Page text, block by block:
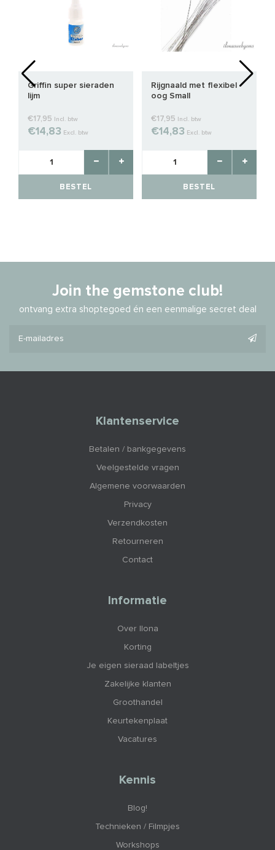
Griffin super sieraden
lijm
€17,95 Incl. btw
€14,83 Excl. btw
BESTEL
Rijgnaald met flexibel
oog Small
€17,95 Incl. btw
€14,83 Excl. btw
BESTEL
Join the gemstone club!
ontvang extra shoptegoed én een eenmalige secret deal
Klantenservice
Betalen / bankgegevens
Veelgestelde vragen
Algemene voorwaarden
Privacy
Verzendkosten
Retourneren
Contact
Informatie
Over Ilona
Korting
Je eigen sieraad labeltjes
Zakelijke klanten
Groothandel
Keurtekenplaat
Vacatures
Kennis
Blog!
Technieken / Filmpjes
Workshops